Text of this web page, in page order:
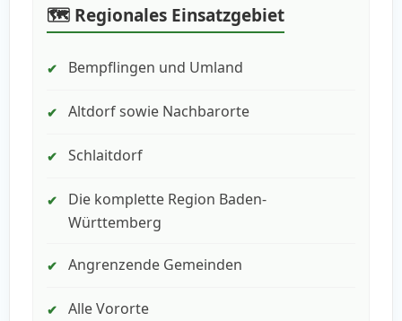
🗺️ Regionales Einsatzgebiet
✔ Bempflingen und Umland
✔ Altdorf sowie Nachbarorte
✔ Schlaitdorf
✔
Die komplette Region Baden-
Württemberg
✔ Angrenzende Gemeinden
✔ Alle Vororte